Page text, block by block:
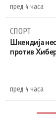
пред 4 часа
СПОРТ
Шкендија
против
пред 4 часа